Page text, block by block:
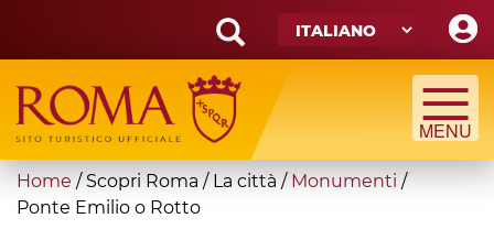
main
content
Search
form
Cerca
You
are
Home / Scopri Roma / La città / Monumenti /
Ponte Emilio o Rotto